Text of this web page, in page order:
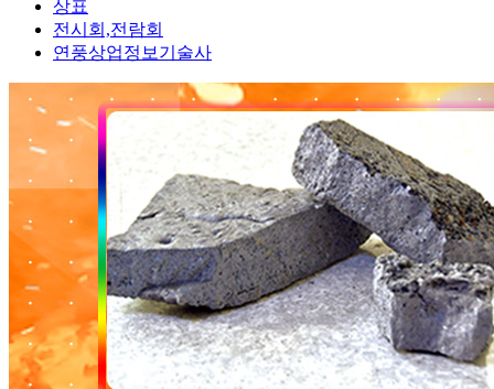
상표
전시회,전람회
연풍상업정보기술사